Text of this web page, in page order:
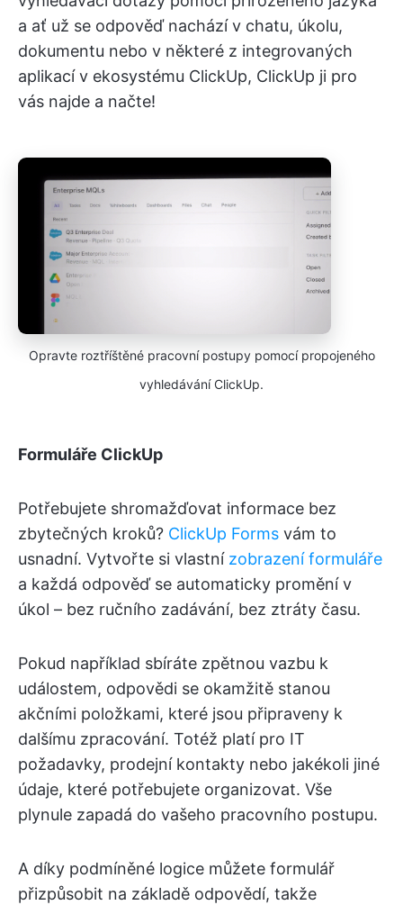
a ať už se odpověď nachází v chatu, úkolu,
dokumentu nebo v některé z integrovaných
aplikací v ekosystému ClickUp, ClickUp ji pro
vás najde a načte!
Opravte roztříštěné pracovní postupy pomocí propojeného
vyhledávání ClickUp.
Formuláře ClickUp
Potřebujete shromažďovat informace bez
zbytečných kroků? ClickUp Forms vám to
usnadní. Vytvořte si vlastní zobrazení formuláře
a každá odpověď se automaticky promění v
úkol – bez ručního zadávání, bez ztráty času.
Pokud například sbíráte zpětnou vazbu k
událostem, odpovědi se okamžitě stanou
akčními položkami, které jsou připraveny k
dalšímu zpracování. Totéž platí pro IT
požadavky, prodejní kontakty nebo jakékoli jiné
údaje, které potřebujete organizovat. Vše
plynule zapadá do vašeho pracovního postupu.
A díky podmíněné logice můžete formulář
přizpůsobit na základě odpovědí, takže